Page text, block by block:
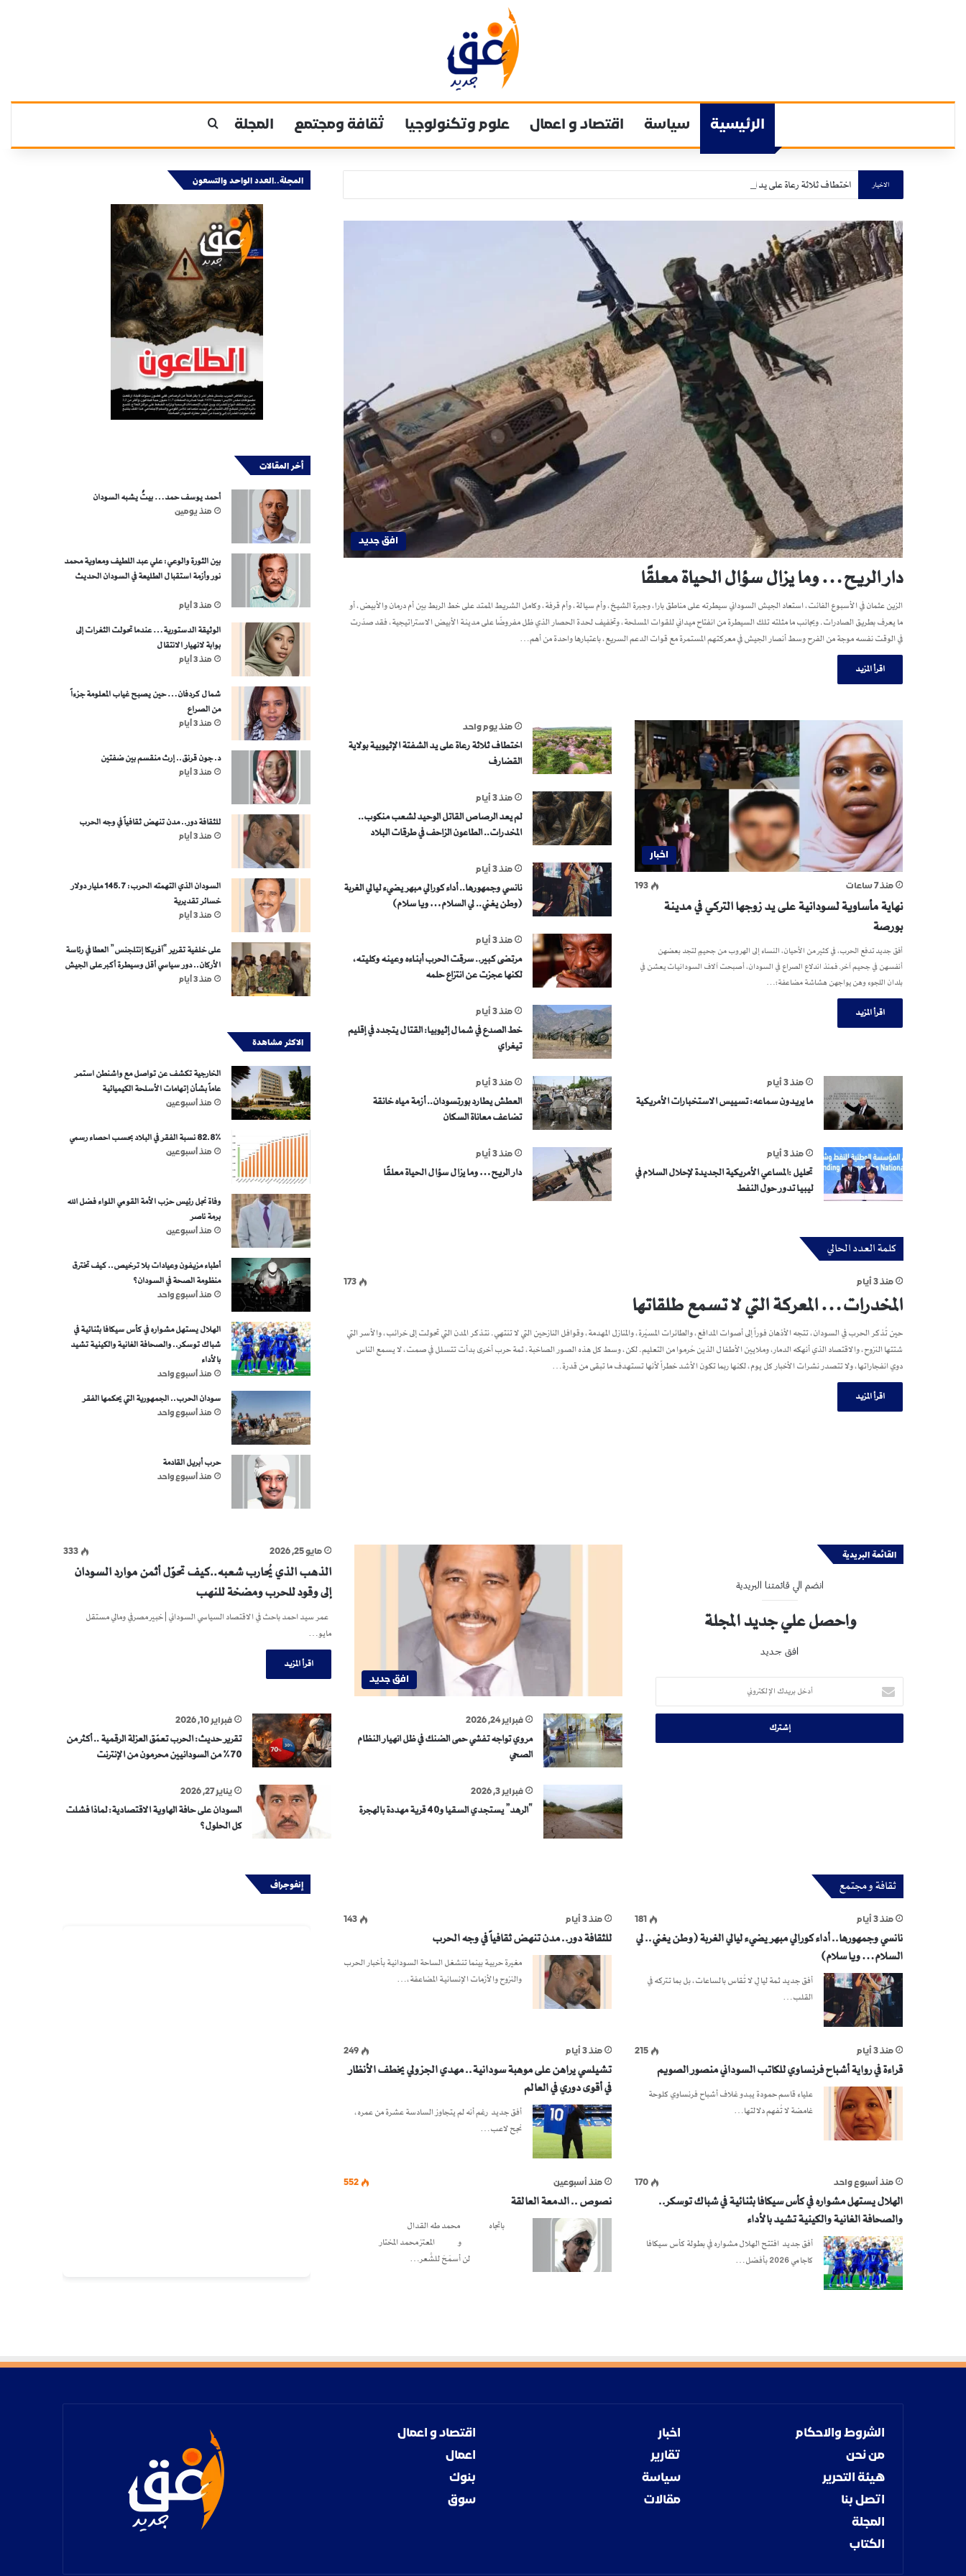
الرئيسية سياسة اقتصاد و اعمال علوم وتكنولوجيا ثقافة ومجتمع المجلة
الاخيار اختطاف ثلاثة رعاة على يد الشفتة الإثيوبية بولاية القضارف
افق جديد
دار الريح… وما يزال سؤال الحياة معلقًا
الزين عثمان في الأسبوع الفائت، استعاد الجيش السوداني سيطرته على مناطق بارا، وجبرة الشيخ، وأم سيالة، وأم قرفة، وكامل الشريط الممتد على خط الربط بين أم درمان والأبيض، أو
ما يعرف بطريق الصادرات. وبجانب ما مثلته تلك السيطرة من انفتاح ميداني للقوات المسلحة، وتخفيف لحدة الحصار الذي ظل مفروضًا على مدينة الأبيض الاستراتيجية، فقد صدّرت
في الوقت نفسه موجة من الفرح وسط أنصار الجيش في معركتهم المستمرة مع قوات الدعم السريع، باعتبارها واحدة من أهم…
اقرأ المزيد
اخبار
منذ 7 ساعات 193
نهاية مأساوية لسودانية على يد زوجها التركي في مدينة
بورصة
أفق جديد تدفع الحرب، في كثير من الأحيان، النساء إلى الهروب من جحيمٍ لتجد بعضهن
أنفسهن في جحيم آخر. فمنذ اندلاع الصراع في السودان، أصبحت آلاف السودانيات يعشن في
بلدان اللجوء وهن يواجهن هشاشة مضاعفة؛…
اقرأ المزيد
منذ يوم واحد
اختطاف ثلاثة رعاة على يد الشفتة الإثيوبية بولاية
القضارف
منذ 3 أيام
لم يعد الرصاص القاتل الوحيد لشعب منكوب..
المخدرات.. الطاعون الزاحف في طرقات البلاد
منذ 3 أيام
نانسي وجمهورها.. أداء كورالي مبهر يضيء ليالي الغربة
(وطن يغني.. لي السلام… ويا سلام)
منذ 3 أيام
مرتضى كبير.. سرقت الحرب أبناءه وعينه وكليته،
لكنها عجزت عن انتزاع حلمه
منذ 3 أيام
خط الصدع في شمال إثيوبيا: القتال يتجدد في إقليم
تيغراي
منذ 3 أيام
ما يريدون سماعه: تسييس الاستخبارات الأمريكية
منذ 3 أيام
العطش يطارد بورتسودان.. أزمة مياه خانقة
تضاعف معاناة السكان
منذ 3 أيام
تحليل :المساعي الأمريكية الجديدة لإحلال السلام في
ليبيا تدور حول النفط
منذ 3 أيام
دار الريح… وما يزال سؤال الحياة معلقًا
كلمة العدد الحالي
منذ 3 أيام 173
المخدرات… المعركة التي لا تسمع طلقاتها
حين تُذكر الحرب في السودان، تتجه الأذهان فوراً إلى أصوات المدافع، والطائرات المسيّرة، والمنازل المهدمة، وقوافل النازحين التي لا تنتهي. نتذكر المدن التي تحولت إلى خرائب، والأسر التي
شتتها النزوح، والاقتصاد الذي أنهكه الدمار، وملايين الأطفال الذين حُرموا من التعليم. لكن، وسط كل هذه الصور الصاخبة، ثمة حرب أخرى بدأت تتسلل في صمت، لا يسمع الناس
دوي انفجاراتها، ولا تتصدر نشرات الأخبار كل يوم، لكنها ربما تكون الأشد خطراً لأنها تستهدف ما تبقى من قدرة…
اقرأ المزيد
المجلة..العدد الواحد والتسعون
أخر المقالات
أحمد يوسف حمد… بيتٌ يشبه السودان
منذ يومين
بين الثورة والوعي: علي عبد اللطيف ومعاوية محمد
نور وأزمة استقبال الطليعة في السودان الحديث
منذ 3 أيام
الوثيقة الدستورية… عندما تحولت الثغرات إلى
بوابة لانهيار الانتقال
منذ 3 أيام
شمال كردفان… حين يصبح غياب المعلومة جزءاً
من الصراع
منذ 3 أيام
د. جون قرنق.. إرث منقسم بين ضفتين
منذ 3 أيام
للثقافة دور.. مدن تنهض ثقافياً في وجه الحرب
منذ 3 أيام
السودان الذي التهمته الحرب: 145.7 مليار دولار
خسائر تقديرية
منذ 3 أيام
على خلفية تقرير “آفريكا إنتلجنس” العطا في رئاسة
الأركان.. دور سياسي أقل وسيطرة أكبر على الجيش
منذ 3 أيام
الاكثر مشاهدة
الخارجية تكشف عن تواصل مع واشنطن استمر
عاماً بشأن إتهامات الأسلحة الكيميائية
منذ أسبوعين
82.8% نسبة الفقر في البلاد بحسب احصاء رسمي
منذ أسبوعين
وفاة نجل رئيس حزب الأمة القومي اللواء فضل الله
برمة ناصر
منذ أسبوعين
أطباء مزيفون وعيادات بلا ترخيص.. كيف تخترق
منظومة الصحة في السودان؟
منذ أسبوع واحد
الهلال يستهل مشواره في كأس سيكافا بثنائية في
شباك توسكر.. والصحافة الغانية والكينية تشيد
بالأداء
منذ أسبوع واحد
سودان الحرب.. الجمهورية التي يحكمها الفقر
منذ أسبوع واحد
حرب أبريل القادمة
منذ أسبوع واحد
افق جديد
مايو 25, 2026 333
الذهب الذي يُحارب شعبه..كيف تحوّل أثمن موارد السودان
إلى وقود للحرب ومضخة للنهب
عمر سيد احمد باحث في الاقتصاد السياسي السوداني | خبير مصرفي ومالي مستقل
مايو…
اقرأ المزيد
فبراير 24, 2026
مروي تواجه تفشي حمى الضنك في ظل انهيار النظام
الصحي
فبراير 10, 2026
تقرير حديث: الحرب تعمّق العزلة الرقمية .. أكثر من
70% من السودانيين محرمون من الإنترنت
فبراير 3, 2026
“الرهد” يستجدي السقيا و40 قرية مهددة بالهجرة
يناير 27, 2026
السودان على حافة الهاوية الاقتصادية: لماذا فشلت
كل الحلول؟
القائمة البريدية
انضم الي قائمتنا البريدية
واحصل علي جديد المجلة
افق جديد
بريدك
الإلكتروني
ثقافة و مجتمع
منذ 3 أيام 181
نانسي وجمهورها.. أداء كورالي مبهر يضيء ليالي الغربة (وطن يغني.. لي
السلام… ويا سلام)
أفق جديد ثمة ليالٍ لا تُقاس بالساعات، بل بما تتركه في
القلب…
منذ 3 أيام 143
للثقافة دور.. مدن تنهض ثقافياً في وجه الحرب
مغيرة حربية بينما تنشغل الساحة السودانية بأخبار الحرب
والنزوح والأزمات الإنسانية المضاعفة،…
منذ 3 أيام 215
قراءة في رواية أشباح فرنساوي للكاتب السوداني منصور الصويم
علياء قاسم حمودة يبدو غلاف أشباح فرنساوي كلوحة
غامضة لا تُفهم دلالتها…
منذ 3 أيام 249
تشيلسي يراهن على موهبة سودانية.. مهدي الجزولي يخطف الأنظار
في أقوى دوري في العالم
أفق جديد رغم أنه لم يتجاوز السادسة عشرة من عمره،
نجح لاعب…
منذ أسبوع واحد 170
الهلال يستهل مشواره في كأس سيكافا بثنائية في شباك توسكر..
والصحافة الغانية والكينية تشيد بالأداء
أفق جديد افتتح الهلال مشواره في بطولة كأس سيكافا
كاجامي 2026 بأفضل…
منذ أسبوعين 552
نصوص .. الدمعة العالقة
باتجاه محمد طه القدال
و المعتز محمد المختار
لن أسمَحَ للشِّعر…
إنفوجراف
الشروط والاحكام
من نحن
هيئة التحرير
اتصل بنا
المجلة
الكتاب
اخبار
تقارير
سياسة
مقالات
اقتصاد و اعمال
اعمال
بنوك
سوق